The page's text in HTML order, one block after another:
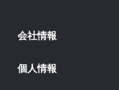
会社情報
個人情報